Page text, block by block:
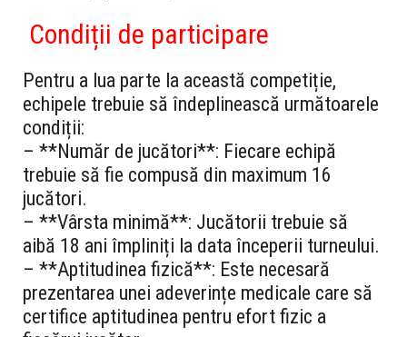
Condiții de participare
Pentru a lua parte la această competiție,
echipele trebuie să îndeplinească următoarele
condiții:
– **Număr de jucători**: Fiecare echipă
trebuie să fie compusă din maximum 16
jucători.
– **Vârsta minimă**: Jucătorii trebuie să
aibă 18 ani împliniți la data începerii turneului.
– **Aptitudinea fizică**: Este necesară
prezentarea unei adeverințe medicale care să
certifice aptitudinea pentru efort fizic a